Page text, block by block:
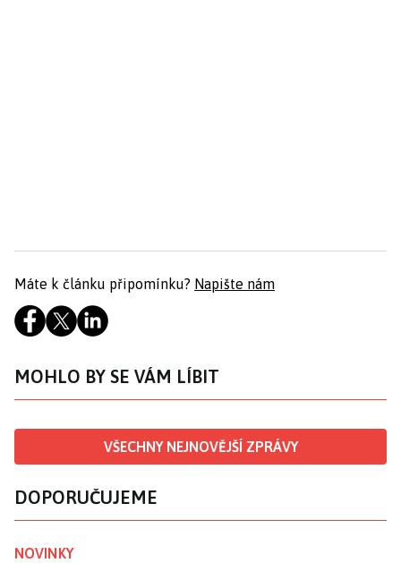
Máte k článku připomínku? Napište nám
MOHLO BY SE VÁM LÍBIT
VŠECHNY NEJNOVĚJŠÍ ZPRÁVY
DOPORUČUJEME
NOVINKY